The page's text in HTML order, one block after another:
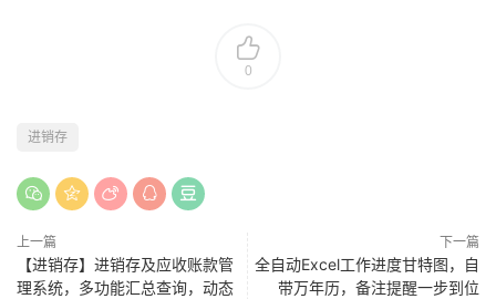
0
进销存
上一篇
【进销存】进销存及应收账款管
理系统，多功能汇总查询，动态
下一篇
全自动Excel工作进度甘特图，自
带万年历，备注提醒一步到位